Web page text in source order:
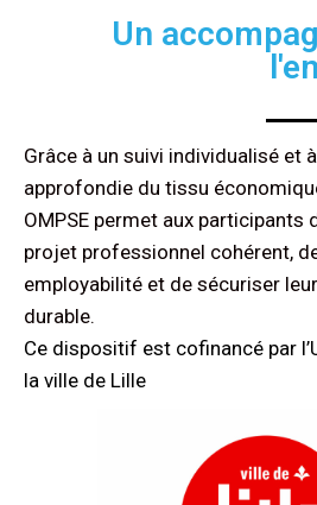
Un
Grâce à un suivi individualisé et
approfondie du tissu
OMPSE permet aux participants
projet professionnel cohérent,
employabilité et de sécuriser
durable.
Ce dispositif est cofinancé par
la ville de Lille